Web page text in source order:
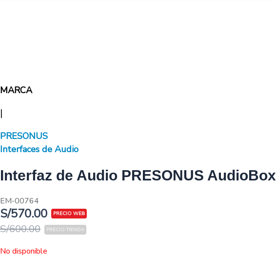
MARCA
|
PRESONUS
Interfaces de Audio
Interfaz de Audio PRESONUS
EM-00764
S/600.00
S/570.00
No disponible